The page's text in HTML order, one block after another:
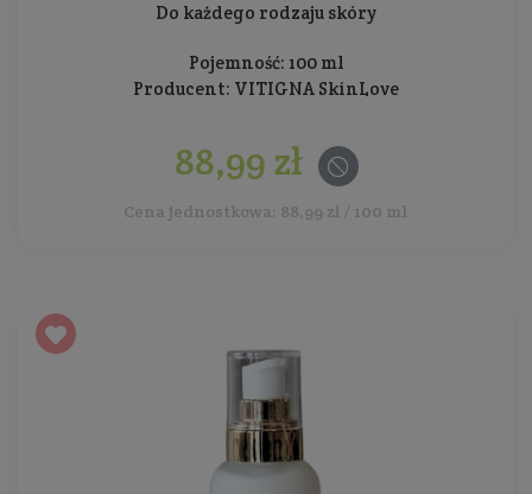
Do każdego rodzaju skóry
Pojemność: 100 ml
Producent: VITIGNA SkinLove
88,99 zł
Cena jednostkowa: 88,99 zł / 100 ml